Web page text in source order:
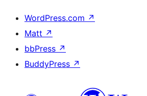
WordPress.com ↗
Matt ↗
bbPress ↗
BuddyPress ↗